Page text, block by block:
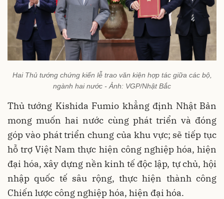
Hai Thủ tướng chứng kiến lễ trao văn kiện hợp tác giữa các bộ,
ngành hai nước - Ảnh: VGP/Nhật Bắc
Thủ tướng Kishida Fumio khẳng định Nhật Bản
mong muốn hai nước cùng phát triển và đóng
góp vào phát triển chung của khu vực; sẽ tiếp tục
hỗ trợ Việt Nam thực hiện công nghiệp hóa, hiện
đại hóa, xây dựng nền kinh tế độc lập, tự chủ, hội
nhập quốc tế sâu rộng, thực hiện thành công
Chiến lược công nghiệp hóa, hiện đại hóa.